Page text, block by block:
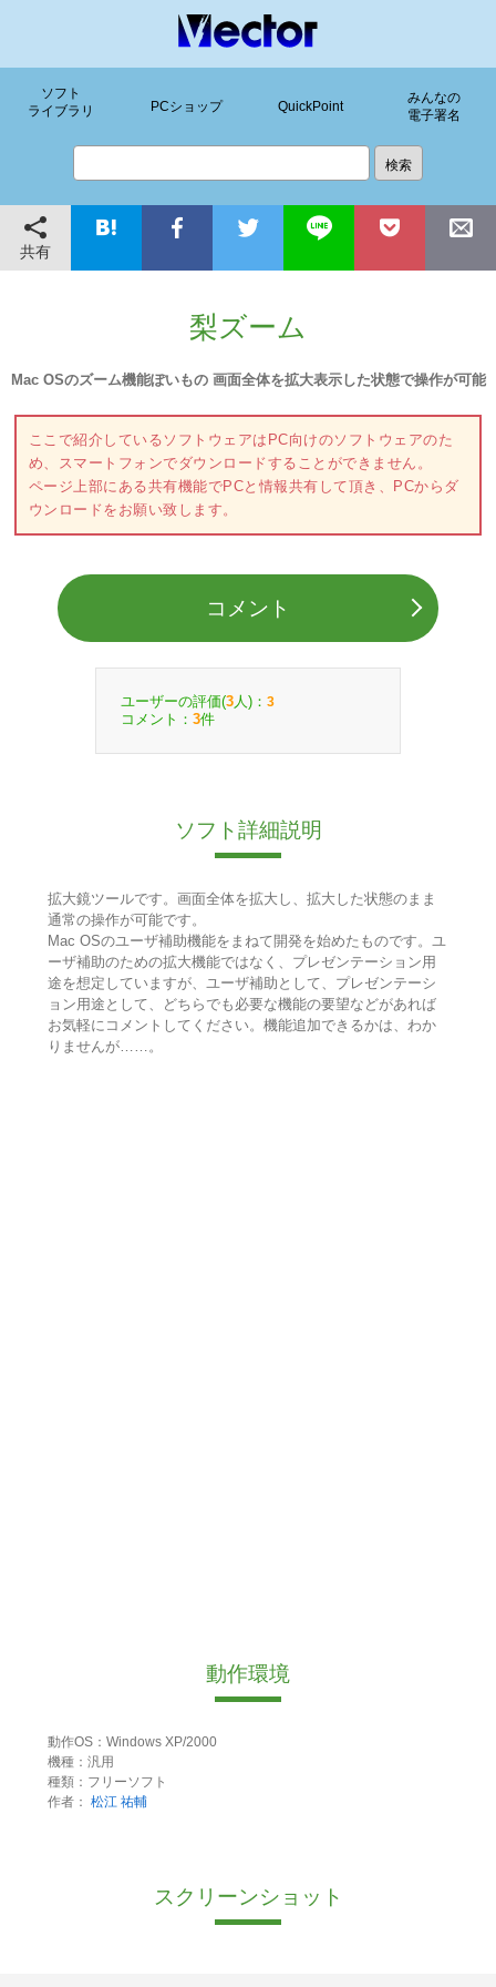
ソフト
ライブラリ
PCショップ QuickPoint
みんなの
電子署名
共有
梨ズーム
Mac OSのズーム機能ぽいもの 画面全体を拡大表示した状態で操作が可能
ここで紹介しているソフトウェアはPC向けのソフトウェアのた
め、スマートフォンでダウンロードすることができません。
ページ上部にある共有機能でPCと情報共有して頂き、PCからダ
ウンロードをお願い致します。
コメント
ユーザーの評価(3 人)： 3
コメント： 3件
ソフト詳細説明
拡大鏡ツールです。画面全体を拡大し、拡大した状態のまま
通常の操作が可能です。
Mac OSのユーザ補助機能をまねて開発を始めたものです。ユ
ーザ補助のための拡大機能ではなく、プレゼンテーション用
途を想定していますが、ユーザ補助として、プレゼンテーシ
ョン用途として、どちらでも必要な機能の要望などがあれば
お気軽にコメントしてください。機能追加できるかは、わか
りませんが……。
動作環境
動作OS：Windows XP/2000
機種：汎用
種類：フリーソフト
作者： 松江 祐輔
スクリーンショット